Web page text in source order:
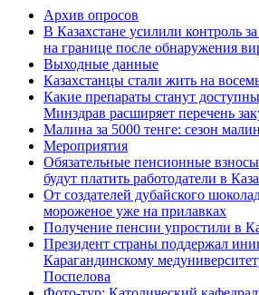
Архив опросов
В Казахстане усилили контроль
на границе после обнаружения
Выходные данные
Казахстанцы стали жить на
Какие препараты станут
Минздрав расширяет перечень
Малина за 5000 тенге: сезон
Мероприятия
Обязательные пенсионные
будут платить работодатели в
От создателей дубайского
мороженое уже на прилавках
Получение пенсии упростили в
Президент страны поддержал
Карагандинскому
Поспелова